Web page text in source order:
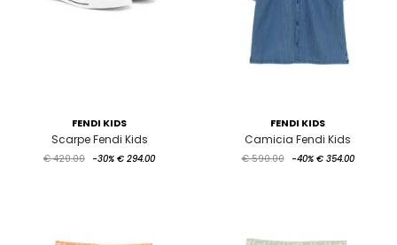
FENDI KIDS
Scarpe Fendi Kids
€ 420.00 -30% € 294.00
FENDI KIDS
Camicia Fendi Kids
€ 590.00 -40% € 354.00